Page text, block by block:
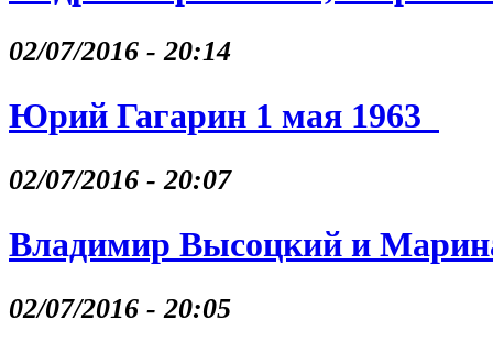
02/07/2016 - 20:14
Юрий Гагарин 1 мая 1963
02/07/2016 - 20:07
Владимир Высоцкий и
02/07/2016 - 20:05